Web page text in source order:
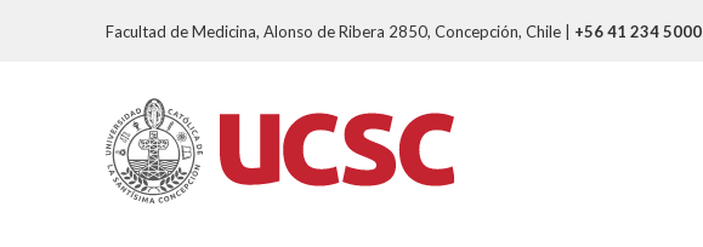
Facultad de Medicina, Alonso de Ribera 2850, Concepción, Chile | +56 41 234 5000